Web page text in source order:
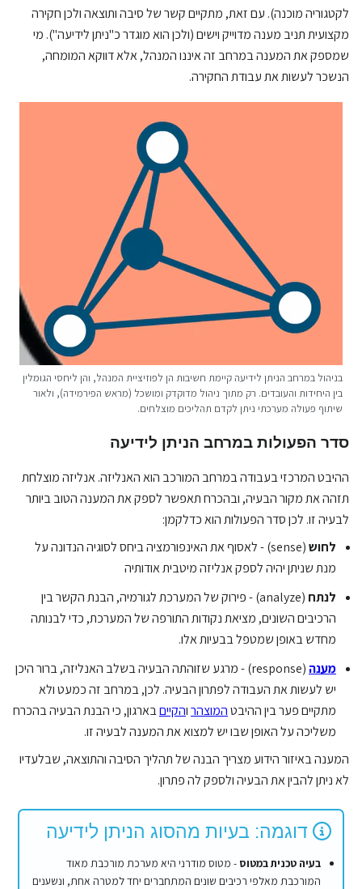
לקטגוריה מוכנה). עם זאת, מתקיים קשר של סיבה ותוצאה ולכן חקירה
מקצועית תניב מענה מדוייק וישים (ולכן הוא מוגדר כ"ניתן לידיעה"). מי
שמספק את המענה במרחב זה איננו המנהל, אלא דווקא המומחה,
הנשכר לעשות את עבודת החקירה.
בניהול במרחב הניתן לידיעה קיימת חשיבות הן לפוזיציית המנהל, והן ליחסי הגומלין
בין היחידות והעובדים. רק מתוך ניהול מדוקדק ומושכל (מראש הפירמידה), ולאור
שיתוף פעולה מערכתי ניתן לקדם תהליכים מוצלחים.
סדר הפעולות במרחב הניתן לידיעה
ההיבט המרכזי בעבודה במרחב המורכב הוא האנליזה. אנליזה מוצלחת
תזהה את מקור הבעיה, ובהכרח תאפשר לספק את המענה הטוב ביותר
לבעיה זו. לכן סדר הפעולות הוא כדלקמן:
לחוש
(sense) - לאסוף את האינפורמציה ביחס לסוגיה הנדונה על
מנת שניתן יהיה לספק אנליזה מיטבית אודותיה
לנתח
(analyze) - פירוק של המערכת לגורמיה, הבנת הקשר בין
הרכיבים השונים, מציאת נקודות התורפה של המערכת, כדי לבנותה
מחדש באופן שמטפל בבעיות אלו.
מענה
(response) - מרגע שזוהתה הבעיה בשלב האנליזה, ברור היכן
יש לעשות את העבודה לפתרון הבעיה. לכן, במרחב זה כמעט ולא
מתקיים פער בין ההיבטהמוצהרוהקייםבארגון, כי הבנת הבעיה בהכרח
משליכה על האופן שבו יש למצוא את המענה לבעיה זו.
המענה באיזור הידוע מצריך הבנה של תהליך הסיבה והתוצאה, שבלעדיו
לא ניתן להבין את הבעיה ולספק לה פתרון.
דוגמה: בעיות מהסוג הניתן לידיעה
בעיה טכנית במטוס - מטוס מודרני היא מערכת מורכבת מאוד
המורכבת מאלפי רכיבים שונים המתחברים יחד למטרה אחת, ונשענים